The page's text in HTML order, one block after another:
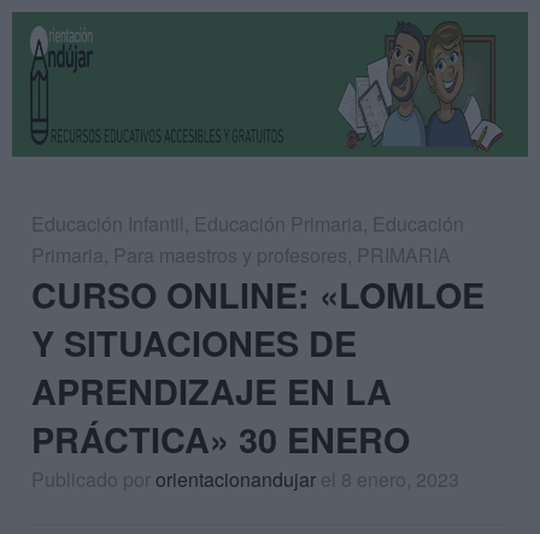
Educación Infantil, Educación Primaria, Educación
Primaria, Para maestros y profesores, PRIMARIA
CURSO ONLINE: «LOMLOE
Y SITUACIONES DE
APRENDIZAJE EN LA
PRÁCTICA» 30 ENERO
Publicado pororientacionandujar el 8 enero, 2023